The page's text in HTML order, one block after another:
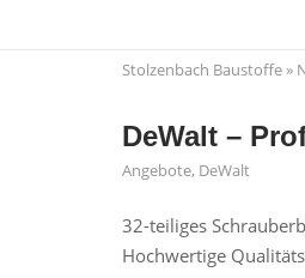
to
Stolzenbach Baustoffe »
DeWalt –
Angebote, DeWalt
32-teiliges
Hochwertige